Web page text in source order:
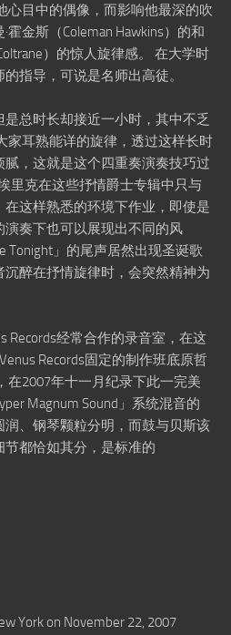
心目中的偶像，而影响他最深的吹
金斯（Coleman Hawkins）的和
）的惊人旋律感。 在大学时
指导，可说是名师出高徒。
总时长却接近一小时，其中不乏
家耳熟能详的旋律，透过这样长时
，这就是这个四重奏演奏技巧过
里克在这些抒情爵士专辑中只与
这样熟悉的环境下作业，即使是
奏下也可以展现出不同的风
Tonight」的尾声居然出现圣诞歌
醉在抒情旋律时，会突然精神为
Records经常合作的录音室，在这
Records固定的制作班底原哲
在2007年十一月纪录下此一完美
Magnum Sound」系统混音的
、钢琴颗粒分明，而鼓与贝斯该
都恰如其分，是标准的
York on November 22, 2007